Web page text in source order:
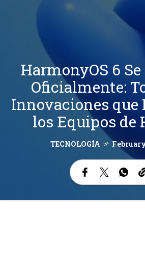
HarmonyOS 6
Oficialmente:
Innovaciones que
los Equipos de
TECNOLOGÍA